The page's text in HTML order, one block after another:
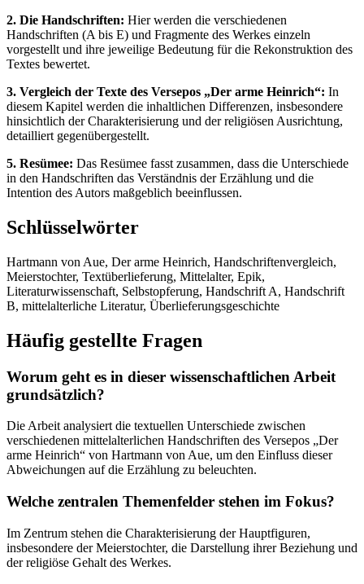
2. Die Handschriften: Hier werden die verschiedenen
Handschriften (A bis E) und Fragmente des Werkes einzeln
vorgestellt und ihre jeweilige Bedeutung für die Rekonstruktion des
Textes bewertet.
3. Vergleich der Texte des Versepos „Der arme Heinrich“: In
diesem Kapitel werden die inhaltlichen Differenzen, insbesondere
hinsichtlich der Charakterisierung und der religiösen Ausrichtung,
detailliert gegenübergestellt.
5. Resümee: Das Resümee fasst zusammen, dass die Unterschiede
in den Handschriften das Verständnis der Erzählung und die
Intention des Autors maßgeblich beeinflussen.
Schlüsselwörter
Hartmann von Aue, Der arme Heinrich, Handschriftenvergleich,
Meierstochter, Textüberlieferung, Mittelalter, Epik,
Literaturwissenschaft, Selbstopferung, Handschrift A, Handschrift
B, mittelalterliche Literatur, Überlieferungsgeschichte
Häufig gestellte Fragen
Worum geht es in dieser wissenschaftlichen Arbeit
grundsätzlich?
Die Arbeit analysiert die textuellen Unterschiede zwischen
verschiedenen mittelalterlichen Handschriften des Versepos „Der
arme Heinrich“ von Hartmann von Aue, um den Einfluss dieser
Abweichungen auf die Erzählung zu beleuchten.
Welche zentralen Themenfelder stehen im Fokus?
Im Zentrum stehen die Charakterisierung der Hauptfiguren,
insbesondere der Meierstochter, die Darstellung ihrer Beziehung und
der religiöse Gehalt des Werkes.